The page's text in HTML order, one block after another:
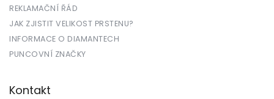
REKLAMAČNÍ ŘÁD
JAK ZJISTIT VELIKOST PRSTENU?
INFORMACE O DIAMANTECH
PUNCOVNÍ ZNAČKY
Kontakt